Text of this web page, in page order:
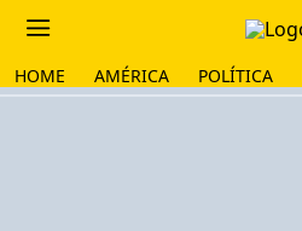
HOME AMÉRICA POLÍTICA